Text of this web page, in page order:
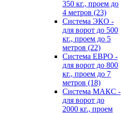
350 кг., проем до
4 метров (23)
Система ЭКО -
для ворот до 500
кг., проем до 5
метров (22)
Система ЕВРО -
для ворот до 800
кг., проем до 7
метров (18)
Система МАКС -
для ворот до
2000 кг., проем